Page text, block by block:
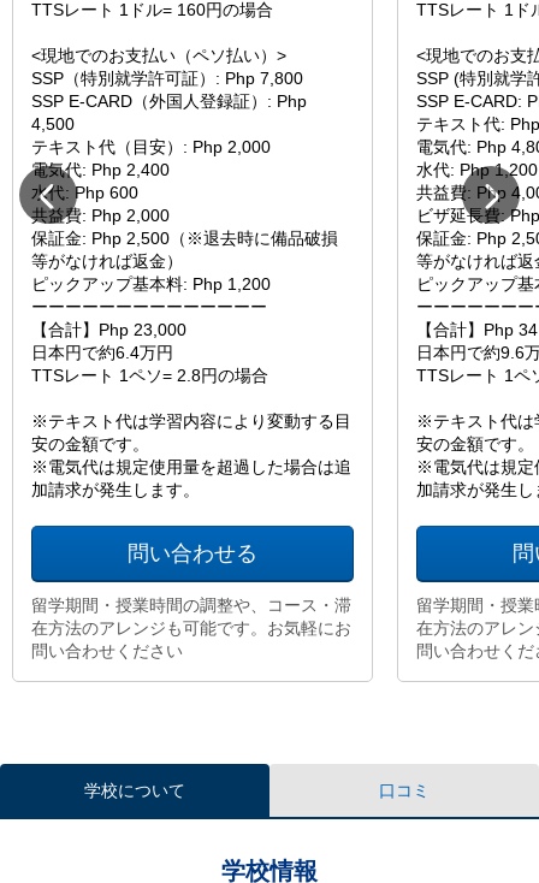
TTSレート 1ドル= 160円の場合
<現地でのお支払い（ペソ払い）>
SSP（特別就学許可証）: Php 7,800
SSP E-CARD（外国人登録証）: Php
4,500
テキスト代（目安）: Php 2,000
電気代: Php 2,400
水代: Php 600
共益費: Php 2,000
保証金: Php 2,500（※退去時に備品破損
等がなければ返金）
ピックアップ基本料: Php 1,200
ーーーーーーーーーーーーーー
【合計】Php 23,000
日本円で約6.4万円
TTSレート 1ペソ= 2.8円の場合
※テキスト代は学習内容により変動する目
安の金額です。
※電気代は規定使用量を超過した場合は追
加請求が発生します。
問い合わせる
留学期間・授業時間の調整や、コース・滞
在方法のアレンジも可能です。お気軽にお
問い合わせください
TTSレート 1ド
<現地でのお支
SSP (特別就学
SSP E-CARD:
テキスト代:
電気代: Php
水代: Php 1,200
共益費: Php
ビザ延長費:
保証金: Php
等がなければ返
ピックアップ
ーーーーーー
【合計】Php
日本円で約9.6
TTSレート 1ペ
※テキスト代は
安の金額です。
※電気代は規定
加請求が発生し
留学期間・授
在方法のアレ
問い合わせくだ
学校について 口コミ
学校情報